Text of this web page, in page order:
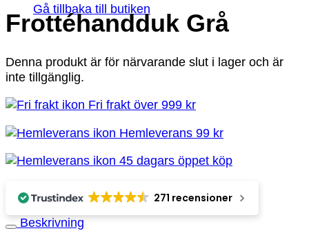
Gå tillbaka till butiken
Frottéhandduk Grå
Denna produkt är för närvarande slut i lager och är
inte tillgänglig.
Fri frakt över 999 kr
Hemleverans 99 kr
45 dagars öppet köp
271 recensioner
Beskrivning